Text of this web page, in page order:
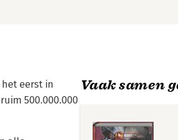
het eerst in
500.000.000
Vaak samen